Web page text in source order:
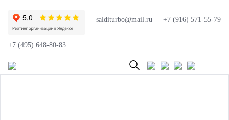
salditurbo@mail.ru +7 (916) 571-55-79
+7 (495) 648-80-83